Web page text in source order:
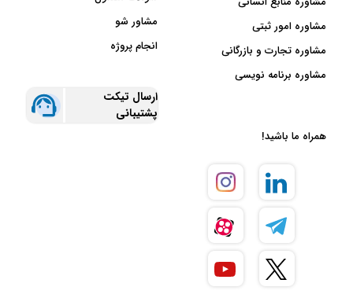
مشاوره امور ثبتی
مشاوره تجارت و بازرگانی
مشاوره برنامه نویسی
مشاور شو
انجام پروژه
ارسال تیکت
پشتیبانی
همراه ما باشید!